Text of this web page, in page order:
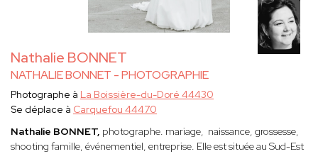
Nathalie BONNET
NATHALIE BONNET - PHOTOGRAPHIE
Photographe à La Boissière-du-Doré 44430
Se déplace à Carquefou 44470
Nathalie BONNET, photographe. mariage, naissance, grossesse,
shooting famille, événementiel, entreprise. Elle est située au Sud-Est